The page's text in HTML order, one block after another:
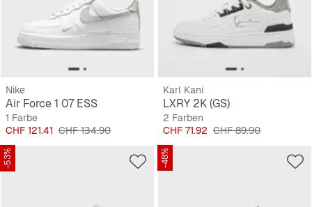
Nike
Air Force 1 07 ESS
1 Farbe
Preis
CHF 121.41 Originalpreis
CHF 134.90
Karl Kani
LXRY 2K (GS)
2 Farben
Preis
CHF 71.92 Originalpreis
CHF 89.90
-53% -48%